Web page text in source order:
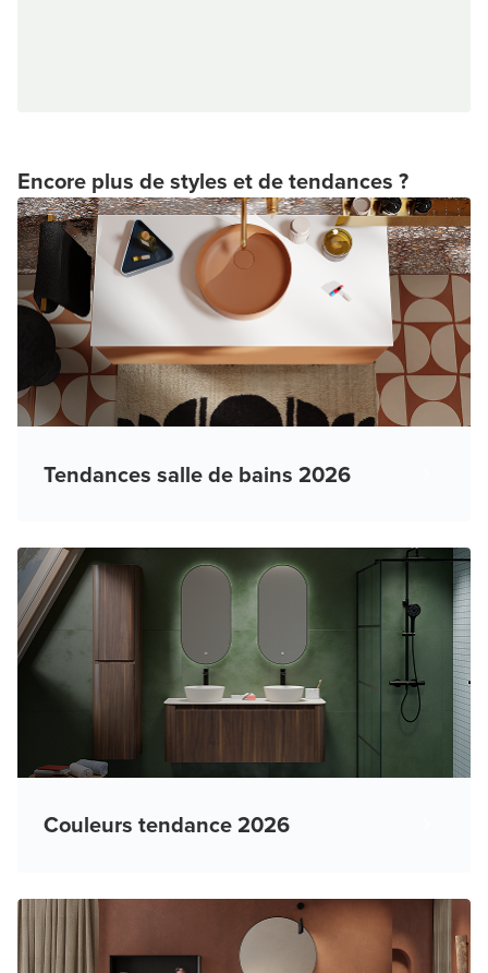
Encore plus de styles et de tendances ?
Tendances salle de bains 2026
Couleurs tendance 2026